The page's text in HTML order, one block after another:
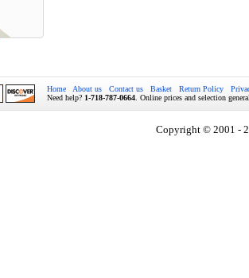
Home About us Contact us Basket Return Policy
Need help? 1-718-787-0664 . Online prices and selection
Copyright © 2001 -